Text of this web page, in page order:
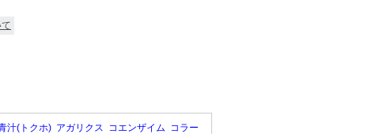
汁(トクホ) アガリクス コエンザイム コラー